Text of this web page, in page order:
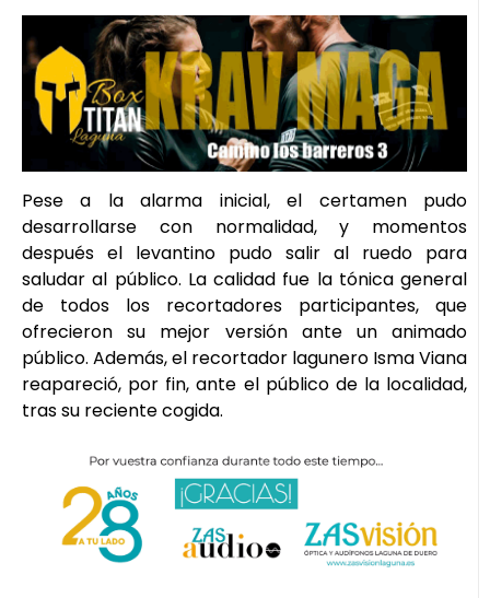
Pese a la alarma inicial, el certamen pudo
desarrollarse con normalidad, y momentos
después el levantino pudo salir al ruedo para
saludar al público. La calidad fue la tónica general
de todos los recortadores participantes, que
ofrecieron su mejor versión ante un animado
público. Además, el recortador lagunero Isma Viana
reapareció, por fin, ante el público de la localidad,
tras su reciente cogida.